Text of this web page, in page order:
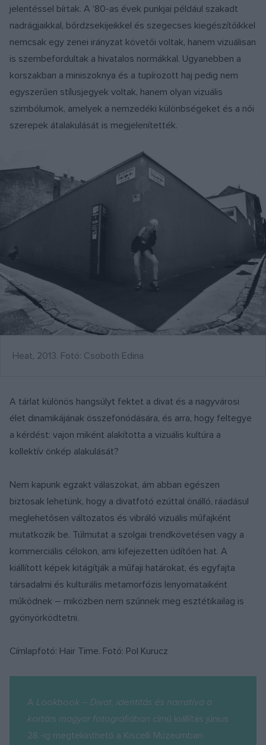
jelentéssel bírtak. A ʼ80-as évek punkjai például szakadt
nadrágjaikkal, bőrdzsekijeikkel és szegecses kiegészítőikkel
nemcsak egy zenei irányzat követői voltak, hanem vizuálisan
is szembefordultak a hivatalos normákkal. Ugyanebben a
korszakban a miniszoknya és a tupírozott haj pedig nem
egyszerűen stílusjegyek voltak, hanem olyan vizuális
szimbólumok, amelyek a nemzedéki különbségeket és a női
szerepek átalakulását is megjelenítették.
Heat, 2013. Fotó: Csoboth Edina
A tárlat különös hangsúlyt fektet a divat és a nagyvárosi
élet dinamikájának összefonódására, és arra, hogy feltegye
a kérdést: vajon miként alakította a vizuális kultúra a
kollektív önkép alakulását?
Nem kapunk egzakt válaszokat, ám abban egészen
biztosak lehetünk, hogy a divatfotó ezúttal önálló, ráadásul
meglehetősen változatos és vibráló vizuális műfajként
mutatkozik be. Túlmutat a szolgai trendkövetésen vagy a
kommerciális célokon, ami kifejezetten üdítően hat. A
kiállított képek kitágítják a műfaji határokat, és egyfajta
társadalmi és kulturális metamorfózis lenyomataiként
működnek – miközben nem szűnnek meg esztétikailag is
gyönyörködtetni.
Címlapfotó: Hair Time. Fotó: Pol Kurucz
A Lookbook – Divat, identitás és narratíva a
kortárs magyar fotográfiában című kiállítás június
28.-ig megtekinthető a Kiscelli Múzeumban.